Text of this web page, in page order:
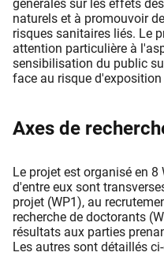
générales sur les effets
naturels et à promouvoir
risques sanitaires liés. Le
attention particulière à
sensibilisation du public
face au risque
Axes de
Le projet est organisé en 8
d'entre eux sont
projet (WP1), au
recherche de doctorants
résultats aux parties
Les autres sont détaillés